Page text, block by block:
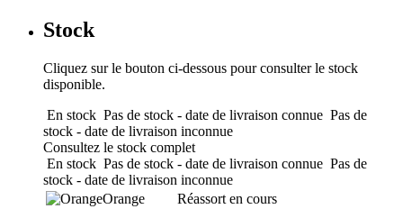
Stock
Cliquez sur le bouton ci-dessous pour consulter le stock
disponible.
En stock Pas de stock - date de livraison connue Pas de
stock - date de livraison inconnue
Consultez le stock complet
En stock Pas de stock - date de livraison connue Pas de
stock - date de livraison inconnue
Orange
Réassort en cours